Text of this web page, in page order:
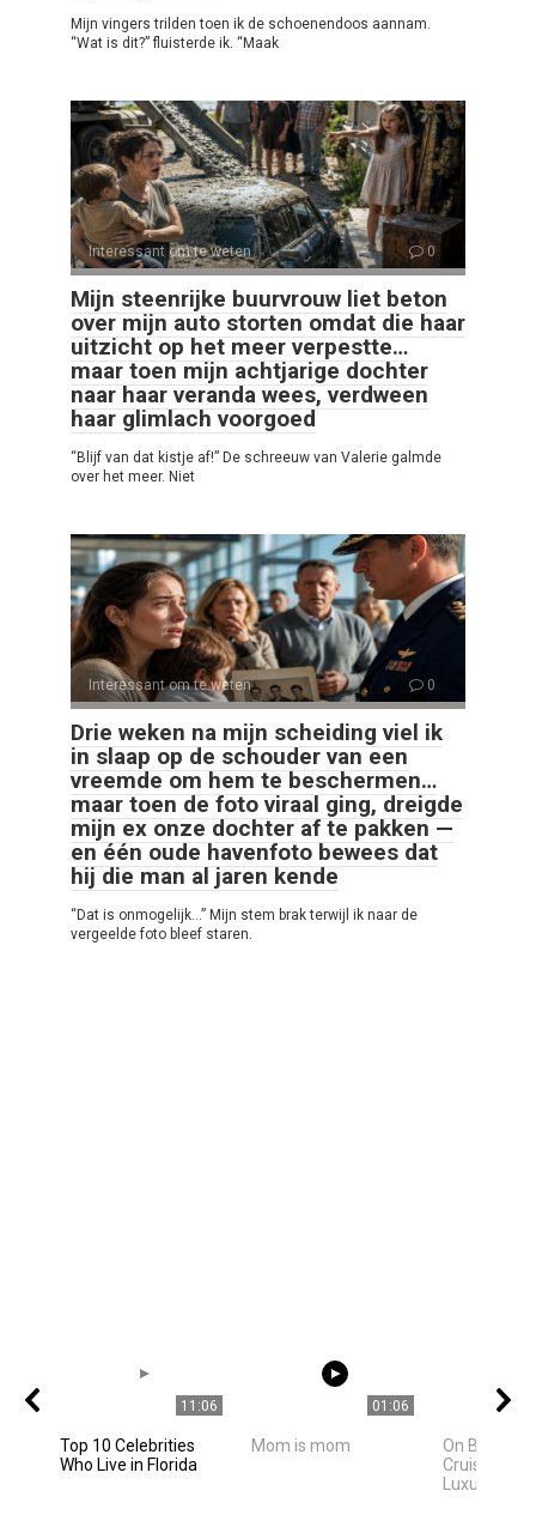
Mijn vingers trilden toen ik de schoenendoos aannam.
“Wat is dit?” fluisterde ik. “Maak
Interessant om te weten 0
Mijn steenrijke buurvrouw liet beton
over mijn auto storten omdat die haar
uitzicht op het meer verpestte…
maar toen mijn achtjarige dochter
naar haar veranda wees, verdween
haar glimlach voorgoed
“Blijf van dat kistje af!” De schreeuw van Valerie galmde
over het meer. Niet
Interessant om te weten 0
Drie weken na mijn scheiding viel ik
in slaap op de schouder van een
vreemde om hem te beschermen…
maar toen de foto viraal ging, dreigde
mijn ex onze dochter af te pakken —
en één oude havenfoto bewees dat
hij die man al jaren kende
“Dat is onmogelijk…” Mijn stem brak terwijl ik naar de
vergeelde foto bleef staren.
11:06
Top 10 Celebrities
Who Live in Florida
01:06
Mom is mom
On Board
Cruises
Luxurious